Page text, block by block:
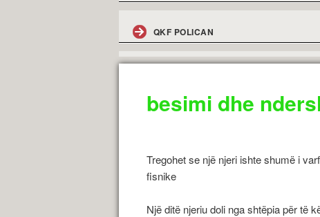
QKF POLICAN
besimi dhe
Tregohet se një njeri ishte shumë i
fisnike
Një ditë njeriu doli nga shtëpia për të